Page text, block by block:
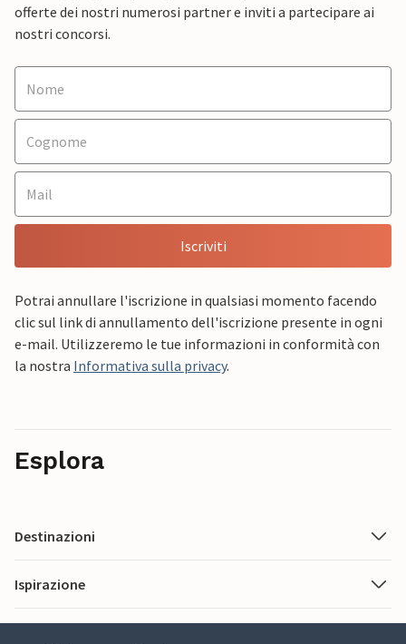
offerte dei nostri numerosi partner e inviti a partecipare ai
nostri concorsi.
Iscriviti
Potrai annullare l'iscrizione in qualsiasi momento facendo
clic sul link di annullamento dell'iscrizione presente in ogni
e-mail. Utilizzeremo le tue informazioni in conformità con
la nostra Informativa sulla privacy.
Esplora
Destinazioni
Ispirazione